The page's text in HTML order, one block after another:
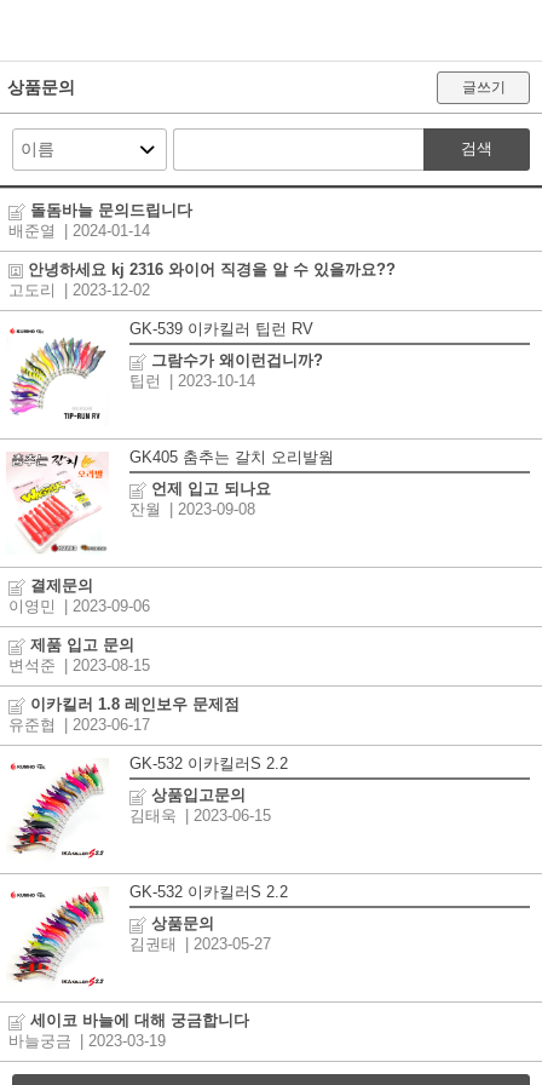
상품문의 글쓰기
검색
돌돔바늘 문의드립니다
배준열
| 2024-01-14
안녕하세요 kj 2316 와이어 직경을 알 수 있을까요??
고도리
| 2023-12-02
GK-539 이카킬러 팁런 RV
그람수가 왜이런겁니까?
팁런
| 2023-10-14
GK405 춤추는 갈치 오리발웜
언제 입고 되나요
잔월
| 2023-09-08
결제문의
이영민
| 2023-09-06
제품 입고 문의
변석준
| 2023-08-15
이카킬러 1.8 레인보우 문제점
유준협
| 2023-06-17
GK-532 이카킬러S 2.2
상품입고문의
김태욱
| 2023-06-15
GK-532 이카킬러S 2.2
상품문의
김권태
| 2023-05-27
세이코 바늘에 대해 궁금합니다
바늘궁금
| 2023-03-19